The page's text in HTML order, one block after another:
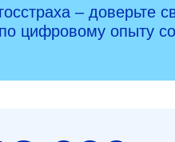
– доверьте
цифровому опыту